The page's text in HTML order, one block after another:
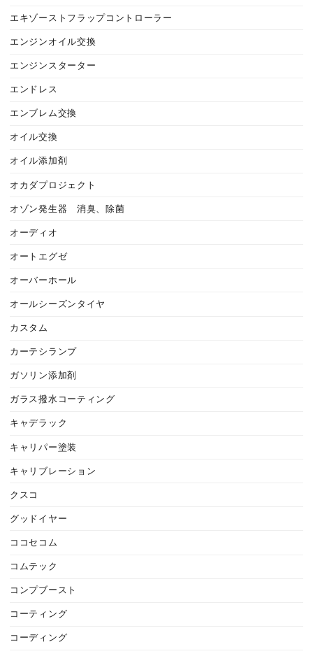
エキゾーストフラップコントローラー
エンジンオイル交換
エンジンスターター
エンドレス
エンブレム交換
オイル交換
オイル添加剤
オカダプロジェクト
オゾン発生器 消臭、除菌
オーディオ
オートエグゼ
オーバーホール
オールシーズンタイヤ
カスタム
カーテシランプ
ガソリン添加剤
ガラス撥水コーティング
キャデラック
キャリパー塗装
キャリブレーション
クスコ
グッドイヤー
ココセコム
コムテック
コンプブースト
コーティング
コーディング